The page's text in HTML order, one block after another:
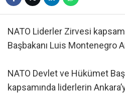
NATO Liderler Zirvesi
Başbakanı Luis Montenegro
NATO Devlet ve Hükümet
kapsamında liderlerin